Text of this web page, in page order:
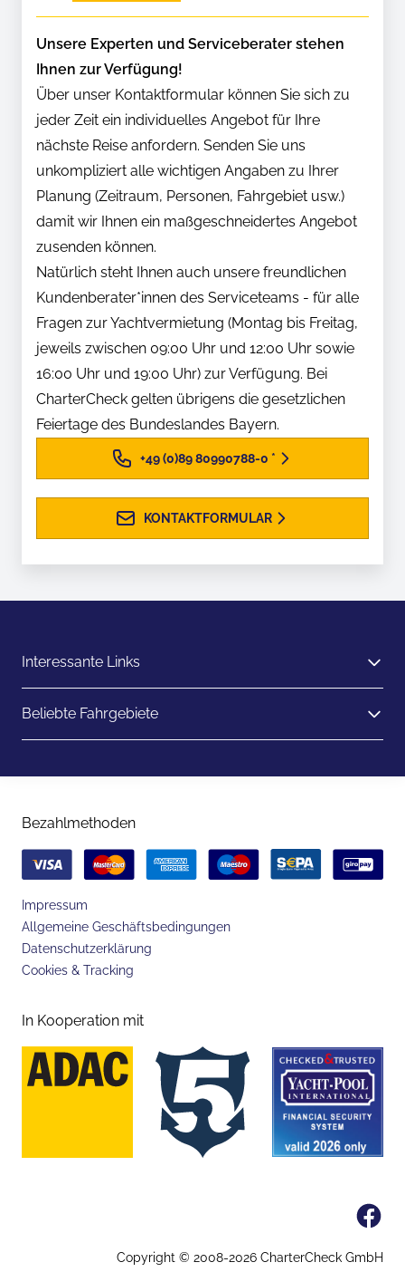
Unsere Experten und Serviceberater stehen
Ihnen zur Verfügung!
Über unser Kontaktformular können Sie sich zu
jeder Zeit ein individuelles Angebot für Ihre
nächste Reise anfordern. Senden Sie uns
unkompliziert alle wichtigen Angaben zu Ihrer
Planung (Zeitraum, Personen, Fahrgebiet usw.)
damit wir Ihnen ein maßgeschneidertes Angebot
zusenden können.
Natürlich steht Ihnen auch unsere freundlichen
Kundenberater*innen des Serviceteams - für alle
Fragen zur Yachtvermietung (Montag bis Freitag,
jeweils zwischen 09:00 Uhr und 12:00 Uhr sowie
16:00 Uhr und 19:00 Uhr) zur Verfügung. Bei
CharterCheck gelten übrigens die gesetzlichen
Feiertage des Bundeslandes Bayern.
+49 (0)89 80990788-0 *
KONTAKTFORMULAR
Interessante Links
Beliebte Fahrgebiete
Bezahlmethoden
Impressum
Allgemeine Geschäftsbedingungen
Datenschutzerklärung
Cookies & Tracking
In Kooperation mit
Copyright © 2008-2026 CharterCheck GmbH